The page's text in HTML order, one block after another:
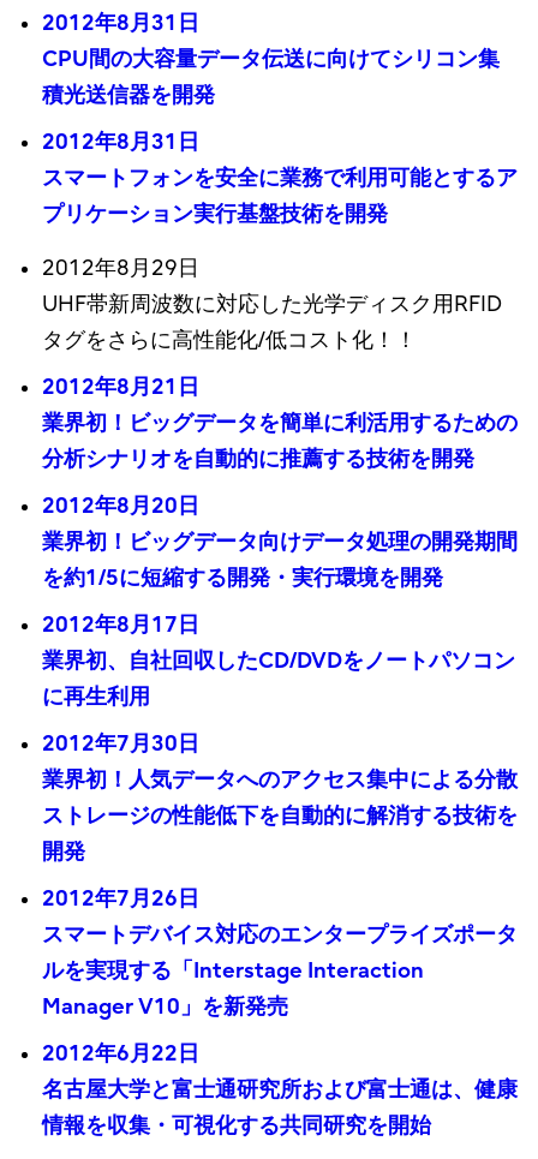
2012年8月31日
CPU間の大容量データ伝送に向けてシリコン集
積光送信器を開発
2012年8月31日
スマートフォンを安全に業務で利用可能とするア
プリケーション実行基盤技術を開発
2012年8月29日
UHF帯新周波数に対応した光学ディスク用RFID
タグをさらに高性能化/低コスト化！！
2012年8月21日
業界初！ビッグデータを簡単に利活用するための
分析シナリオを自動的に推薦する技術を開発
2012年8月20日
業界初！ビッグデータ向けデータ処理の開発期間
を約1/5に短縮する開発・実行環境を開発
2012年8月17日
業界初、自社回収したCD/DVDをノートパソコン
に再生利用
2012年7月30日
業界初！人気データへのアクセス集中による分散
ストレージの性能低下を自動的に解消する技術を
開発
2012年7月26日
スマートデバイス対応のエンタープライズポータ
ルを実現する「Interstage Interaction
Manager V10」を新発売
2012年6月22日
名古屋大学と富士通研究所および富士通は、健康
情報を収集・可視化する共同研究を開始